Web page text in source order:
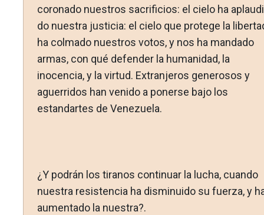
coronado nuestros sacrificios: el cielo ha
do nuestra justicia: el cielo que protege la
ha col­mado nuestros votos, y nos ha mandado
armas, con qué de­fender la humanidad, la
inocencia, y la virtud. Extranjeros generosos y
aguerridos han venido a ponerse bajo los
estandar­tes de Venezuela.
¿Y podrán los tiranos continuar la lucha, cuando
nuestra resistencia ha disminuido su fuerza, y
au­mentado la nuestra?.